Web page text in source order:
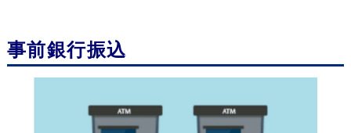
事前銀行振込